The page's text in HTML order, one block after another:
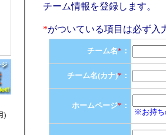
)
チーム情報を登録します。
*がついている項目は必ず入
チーム名* ：
チーム名(カナ)* ：
ホームページ* ：
※お持ち